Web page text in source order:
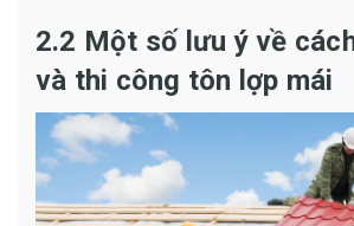
2.2 Một số lưu ý về
và thi công tôn lợp mái